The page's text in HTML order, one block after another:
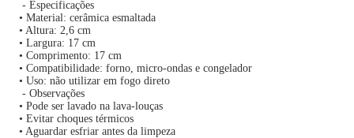
- Especificações
• Material: cerâmica esmaltada
• Altura: 2,6 cm
• Largura: 17 cm
• Comprimento: 17 cm
• Compatibilidade: forno, micro-ondas e congelador
• Uso: não utilizar em fogo direto
- Observações
• Pode ser lavado na lava-louças
• Evitar choques térmicos
• Aguardar esfriar antes da limpeza